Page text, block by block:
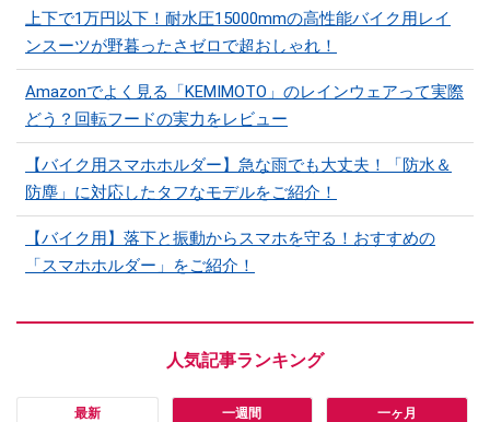
上下で1万円以下！耐水圧15000mmの高性能バイク用レイ
ンスーツが野暮ったさゼロで超おしゃれ！
Amazonでよく見る「KEMIMOTO」のレインウェアって実際
どう？回転フードの実力をレビュー
【バイク用スマホホルダー】急な雨でも大丈夫！「防水＆
防塵」に対応したタフなモデルをご紹介！
【バイク用】落下と振動からスマホを守る！おすすめの
「スマホホルダー」をご紹介！
最新 一週間 一ヶ月